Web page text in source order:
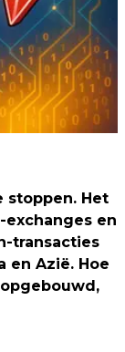
stoppen. Het
en
transacties
en Azië. Hoe